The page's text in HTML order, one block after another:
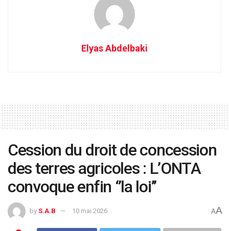
Elyas Abdelbaki
Cession du droit de concession
des terres agricoles : L’ONTA
convoque enfin ‘’la loi’’
by S.A.B 10 mai 2026 AA